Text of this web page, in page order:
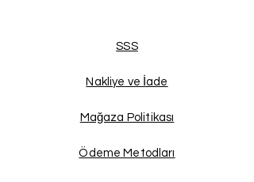
SSS
Nakliye ve İade
Mağaza Politikası
Ödeme Metodları